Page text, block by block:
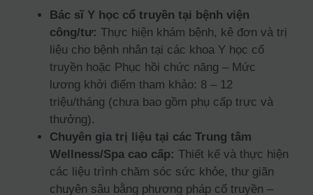
Bác sĩ Y học cổ truyền tại bệnh viện
công/tư: Thực hiện khám bệnh, kê đơn và trị
liệu cho bệnh nhân tại các khoa Y học cổ
truyền hoặc Phục hồi chức năng – Mức
lương khởi điểm tham khảo: 8 – 12
triệu/tháng (chưa bao gồm phụ cấp trực và
thưởng).
Chuyên gia trị liệu tại các Trung tâm
Wellness/Spa cao cấp: Thiết kế và thực hiện
các liệu trình chăm sóc sức khỏe, thư giãn
chuyên sâu bằng phương pháp cổ truyền –